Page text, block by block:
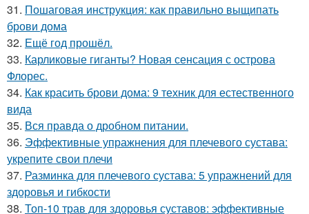
31. Пошаговая инструкция: как правильно выщипать
брови дома
32. Ещё год прошёл.
33. Карликовые гиганты? Новая сенсация с острова
Флорес.
34. Как красить брови дома: 9 техник для естественного
вида
35. Вся правда о дробном питании.
36. Эффективные упражнения для плечевого сустава:
укрепите свои плечи
37. Разминка для плечевого сустава: 5 упражнений для
здоровья и гибкости
38. Топ-10 трав для здоровья суставов: эффективные